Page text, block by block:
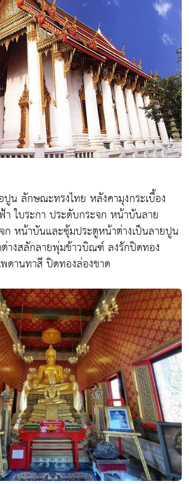
ปูน ลักษณะทรงไทย หลังคามุงกระเบื้อง
ใบระกา ประดับกระจก หน้าบันลาย
ก หน้าบันและซุ้มประตูหน้าต่างเป็นลายปูน
างสลักลายพุ่มข้าวบิณฑ์ ลงรักปิดทอง
ดานทาสี ปิดทองล่องชาด